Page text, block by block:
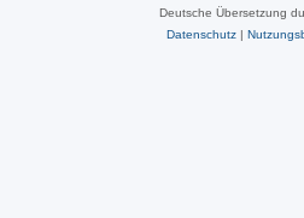
Deutsche Übersetzung
Datenschutz|